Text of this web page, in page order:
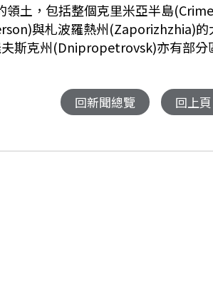
土，包括整個克里米亞半島
與札波羅熱州(Zaporizhzhia)的
斯克州(Dnipropetrovsk)亦有部分
回新聞總覽 回上頁